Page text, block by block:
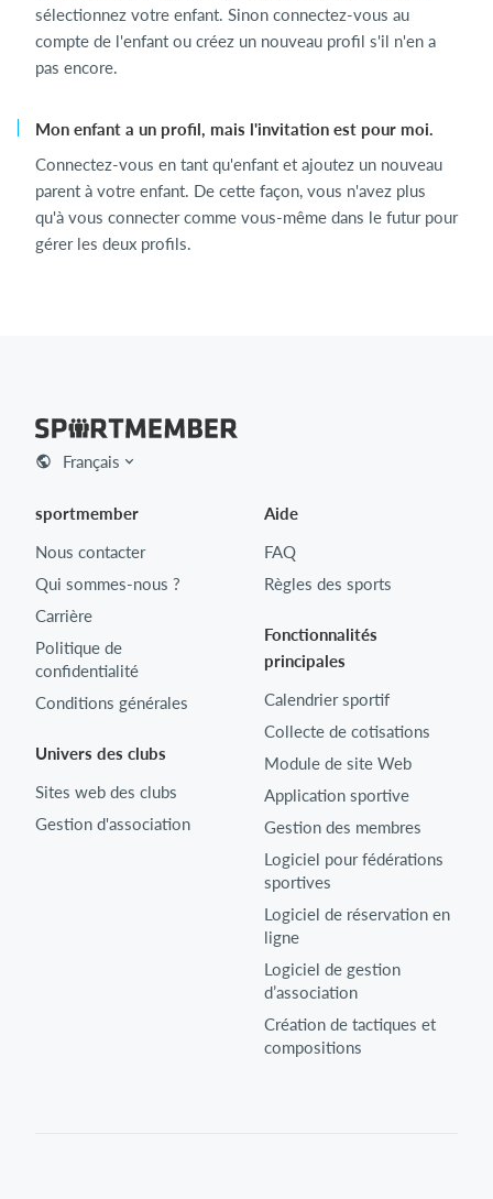
sélectionnez votre enfant. Sinon connectez-vous au
compte de l'enfant ou créez un nouveau profil s'il n'en a
pas encore.
Mon enfant a un profil, mais l'invitation est pour moi.
Connectez-vous en tant qu'enfant et ajoutez un nouveau
parent à votre enfant. De cette façon, vous n'avez plus
qu'à vous connecter comme vous-même dans le futur pour
gérer les deux profils.
Français
sportmember
Nous contacter
Qui sommes-nous ?
Carrière
Politique de
confidentialité
Conditions générales
Univers des clubs
Sites web des clubs
Gestion d'association
Aide
FAQ
Règles des sports
Fonctionnalités
principales
Calendrier sportif
Collecte de cotisations
Module de site Web
Application sportive
Gestion des membres
Logiciel pour fédérations
sportives
Logiciel de réservation en
ligne
Logiciel de gestion
d’association
Création de tactiques et
compositions